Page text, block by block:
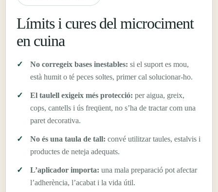
Límits i cures del microciment
en cuina
No corregeix bases inestables: si el suport es mou,
està humit o té peces soltes, primer cal solucionar-ho.
El taulell exigeix més protecció: per aigua, greix,
cops, cantells i ús freqüent, no s’ha de tractar com una
paret decorativa.
No és una taula de tall: convé utilitzar taules, estalvis i
productes de neteja adequats.
L’aplicador importa: una mala preparació pot afectar
l’adherència, l’acabat i la vida útil.